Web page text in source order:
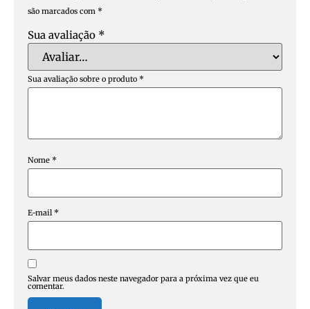
são marcados com *
Sua avaliação *
Sua avaliação sobre o produto *
Nome *
E-mail *
Salvar meus dados neste navegador para a próxima vez que eu
comentar.